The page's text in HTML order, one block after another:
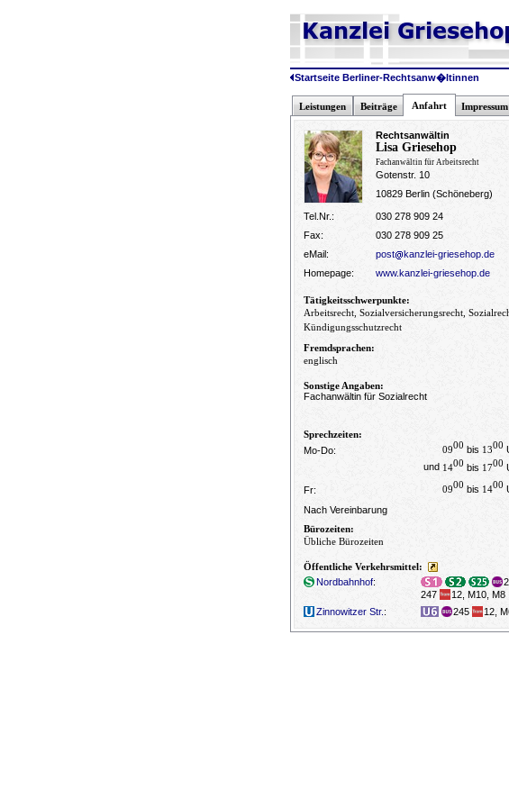
Startseite Berliner-Rechtsanw�ltinnen
Leistungen Beiträge Anfahrt Impressum
Rechtsanwältin
Lisa Griesehop
Fachanwältin für Arbeitsrecht
Gotenstr. 10
10829 Berlin (Schöneberg)
Tel.Nr.:
030 278 909 24
Fax:
030 278 909 25
eMail:
post
kanzlei-griesehop.de
Homepage:
www.kanzlei-griesehop.de
Tätigkeitsschwerpunkte:
Arbeitsrecht, Sozialversicherungsrecht,
Kündigungsschutzrecht
Fremdsprachen:
englisch
Sonstige Angaben:
Fachanwältin für Sozialrecht
Sprechzeiten:
Mo-Do:
und
0900 bis 1300
1400 bis 1700
Fr: 0900 bis 1400
Nach Vereinbarung
Bürozeiten:
Übliche Bürozeiten
Öffentliche Verkehrsmittel:
Nordbahnhof:
247
12, M10, M8
Zinnowitzer Str. : 245 12,